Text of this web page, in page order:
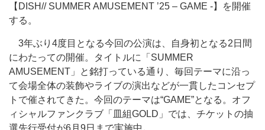
【DISH// SUMMER AMUSEMENT ’25 – GAME -】を開催
する。
3年ぶり4度目となる今回の公演は、自身初となる2日間
にわたっての開催。タイトルに「SUMMER
AMUSEMENT」と銘打っている通り、毎回テーマに沿っ
て会場全体の装飾やライブの演出などが一貫したコンセプ
トで催されてきた。今回のテーマは“GAME”となる。オフ
ィシャルファンクラブ「皿組GOLD」では、チケットの抽
選先行受付が6月9日まで実施中。